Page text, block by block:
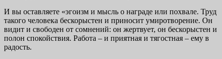
И вы оставляете «эгоизм и мысль о награде или похвале. Труд
такого человека бескорыстен и приносит умиротворение. Он
видит и свободен от сомнений: он жертвует, он бескорыстен и
полон спокойствия. Работа – и приятная и тягостная – ему в
радость.